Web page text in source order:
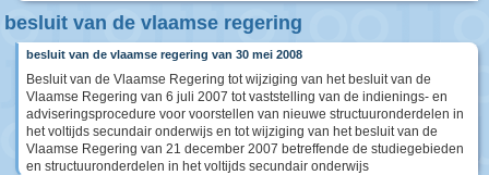
besluit van de vlaamse regering
besluit van de vlaamse regering van 30 mei 2008
Besluit van de Vlaamse Regering tot wijziging van het besluit van de
Vlaamse Regering van 6 juli 2007 tot vaststelling van de indienings- en
adviseringsprocedure voor voorstellen van nieuwe structuuronderdelen in
het voltijds secundair onderwijs en tot wijziging van het besluit van de
Vlaamse Regering van 21 december 2007 betreffende de studiegebieden
en structuuronderdelen in het voltijds secundair onderwijs